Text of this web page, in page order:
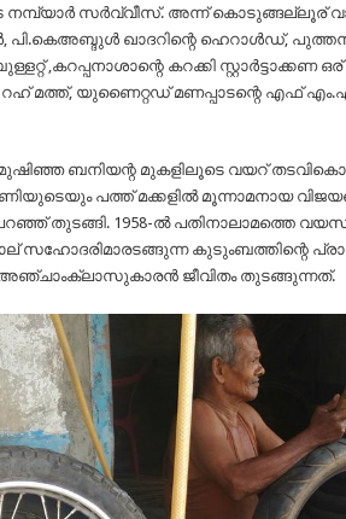
നമ്പ്യാർ സർവ്വീസ്. അന്ന് കൊടുങ്ങല്ലൂര്
പി.കെഅബ്ദുൾ ഖാദറിന്റെ ഹെറാൾഡ്,
,കറപ്പനാശാന്റെ കറക്കി സ്റ്റാർട്ടാക്കണ
മത്ത്, യുണൈറ്റഡ് മണപ്പാടന്റെ എഫ്
ബനിയന്റ മുകളിലൂടെ വയറ്
പത്ത് മക്കളിൽ മൂന്നാമനായ
തുടങ്ങി. 1958-ൽ പതിനാലാമത്തെ
സഹോദരിമാരടങ്ങുന്ന കുടുംബത്തിന്റെ
ജീവിതം തുടങ്ങുന്നത്.